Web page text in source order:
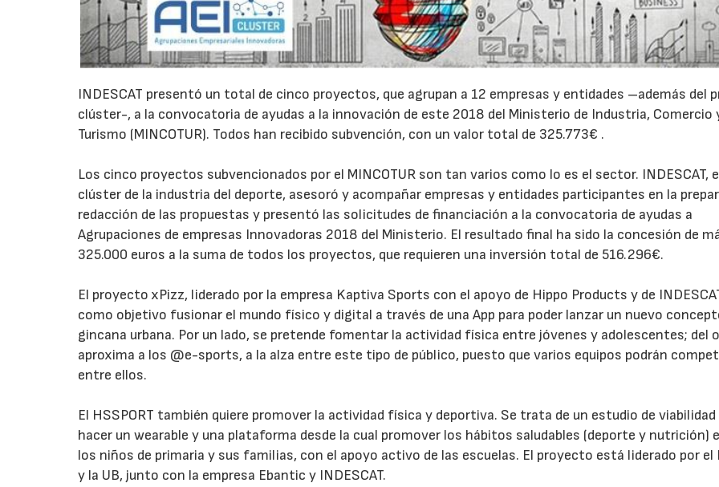
INDESCAT presentó un total de cinco proyectos, que agrupan a 12 empresas y entidades –además del
clúster-, a la convocatoria de ayudas a la innovación de este 2018 del Ministerio de Industria, Comercio
Turismo (MINCOTUR). Todos han recibido subvención, con un valor total de 325.773€ .
Los cinco proyectos subvencionados por el MINCOTUR son tan varios como lo es el sector. INDESCAT,
clúster de la industria del deporte, asesoró y acompañar empresas y entidades participantes en la
redacción de las propuestas y presentó las solicitudes de financiación a la convocatoria de ayudas a
Agrupaciones de empresas Innovadoras 2018 del Ministerio. El resultado final ha sido la concesión de
325.000 euros a la suma de todos los proyectos, que requieren una inversión total de 516.296€.
El proyecto xPizz, liderado por la empresa Kaptiva Sports con el apoyo de Hippo Products y de
como objetivo fusionar el mundo físico y digital a través de una App para poder lanzar un nuevo
gincana urbana. Por un lado, se pretende fomentar la actividad física entre jóvenes y adolescentes; del
aproxima a los @e-sports, a la alza entre este tipo de público, puesto que varios equipos podrán
entre ellos.
El HSSPORT también quiere promover la actividad física y deportiva. Se trata de un estudio de viabilidad
hacer un wearable y una plataforma desde la cual promover los hábitos saludables (deporte y nutrición)
los niños de primaria y sus familias, con el apoyo activo de las escuelas. El proyecto está liderado por el
y la UB, junto con la empresa Ebantic y INDESCAT.